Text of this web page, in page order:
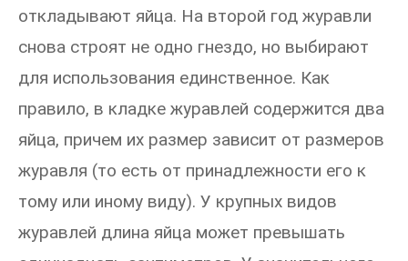
откладывают яйца. На второй год журавли
снова строят не одно гнездо, но выбирают
для использования единственное. Как
правило, в кладке журавлей содержится два
яйца, причем их размер зависит от размеров
журавля (то есть от принадлежности его к
тому или иному виду). У крупных видов
журавлей длина яйца может превышать